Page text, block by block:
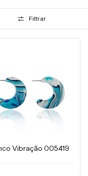
Filtrar
Vibração 005419